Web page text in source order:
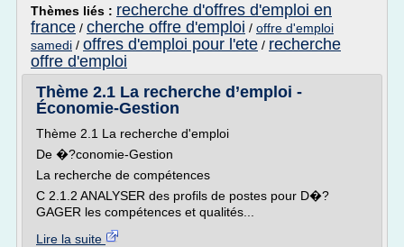
Thèmes liés : recherche d'offres d'emploi en
france / cherche offre d'emploi / offre d'emploi
samedi / offres d'emploi pour l'ete / recherche
offre d'emploi
Thème 2.1 La recherche d’emploi -
Économie-Gestion
Thème 2.1 La recherche d'emploi
De �?conomie-Gestion
La recherche de compétences
C 2.1.2 ANALYSER des profils de postes pour D�?
GAGER les compétences et qualités...
Lire la suite